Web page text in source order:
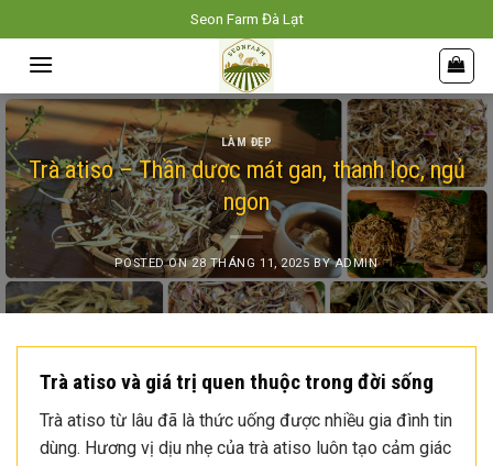
to
content
Seon Farm Đà Lạt
LÀM ĐẸP
Trà atiso – Thần dược mát gan, thanh lọc, ngủ
ngon
POSTED ON28 THÁNG 11, 2025 BYADMIN
Trà atiso và giá trị quen thuộc trong đời sống
Trà atiso từ lâu đã là thức uống được nhiều gia đình tin
dùng. Hương vị dịu nhẹ của trà atiso luôn tạo cảm giác